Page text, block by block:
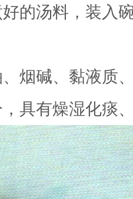
的汤料，装入
烟碱、黏液质
具有燥湿化痰